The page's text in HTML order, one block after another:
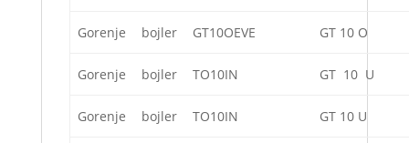
Gorenje bojler GT10OEVE GT 10 O
Gorenje bojler TO10IN GT 10 U
Gorenje bojler TO10IN GT 10 U